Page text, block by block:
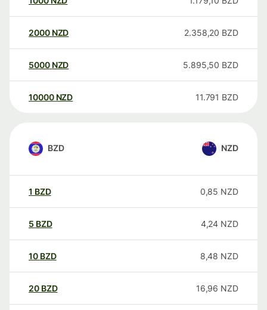
2000 NZD 2.358,20 BZD
5000 NZD 5.895,50 BZD
10000 NZD 11.791 BZD
BZD NZD
1 BZD 0,85 NZD
5 BZD 4,24 NZD
10 BZD 8,48 NZD
20 BZD 16,96 NZD